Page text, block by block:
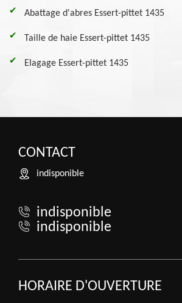
Abattage d'abres Essert-pittet 1435
Taille de haie Essert-pittet 1435
Elagage Essert-pittet 1435
CONTACT
indisponible
indisponible
indisponible
HORAIRE D'OUVERTURE